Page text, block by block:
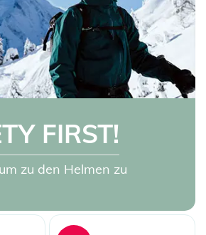
FIRST!
zu den Helmen zu